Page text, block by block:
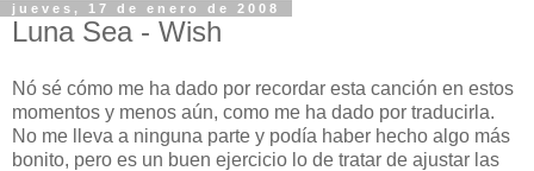
jueves, 17 de enero de 2008
Luna Sea - Wish
Nó sé cómo me ha dado por recordar esta canción en estos
momentos y menos aún, como me ha dado por traducirla.
No me lleva a ninguna parte y podía haber hecho algo más
bonito, pero es un buen ejercicio lo de tratar de ajustar las